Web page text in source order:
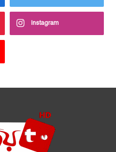
Instagram